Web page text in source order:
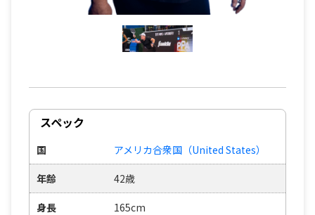
スペック
国 アメリカ合衆国（United States）
年齢 42歳
身長 165cm